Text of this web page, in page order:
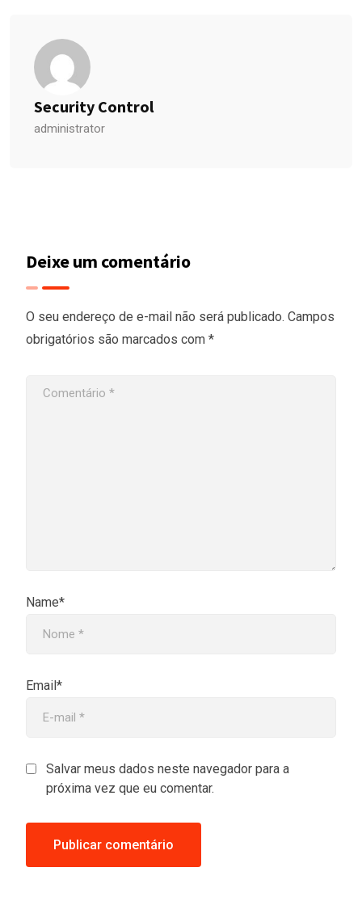
Security Control
administrator
Deixe um comentário
O seu endereço de e-mail não será publicado. Campos
obrigatórios são marcados com *
Name*
Email*
Salvar meus dados neste navegador para a
próxima vez que eu comentar.